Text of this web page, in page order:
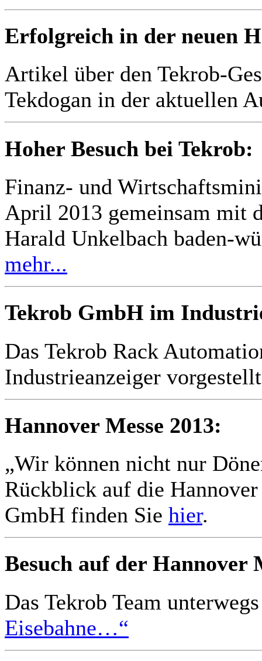
Erfolgreich in der neuen
Artikel über den Tekrob-
Tekdogan in der aktuellen
Hoher Besuch bei Tekrob:
Finanz- und
April 2013 gemeinsam mit
Harald Unkelbach baden-
mehr...
Tekrob GmbH im
Das Tekrob Rack
Industrieanzeiger
Hannover Messe 2013:
„Wir können nicht nur
Rückblick auf die
GmbH finden Sie hier.
Besuch auf der Hannover
Das Tekrob Team
Eisebahne…“